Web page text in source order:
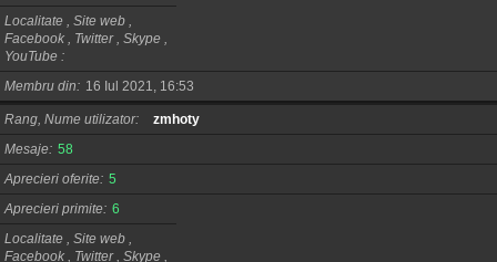
Localitate , Site web ,
Facebook , Twitter , Skype ,
YouTube
Membru din
16 Iul 2021, 16:53
Rang, Nume utilizator
zmhoty
Mesaje 58
Aprecieri oferite 5
Aprecieri primite 6
Localitate , Site web ,
Facebook , Twitter , Skype ,